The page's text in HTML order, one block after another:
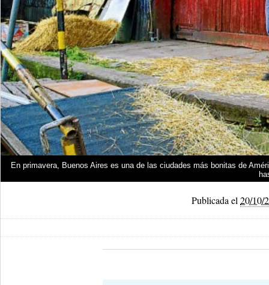
En primavera, Buenos Aires es una de las ciudades más bonitas de
Publicada el 20/10/